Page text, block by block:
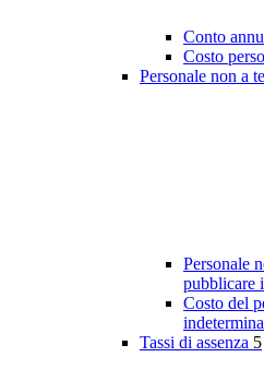
Conto
Costo
Personale non a
Personale
pubblicare
Costo del
Tassi di assenza 5